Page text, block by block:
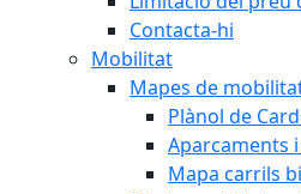
Contacta-hi
Mobilitat
Mapes de
Plànol de
Aparcaments
Mapa carrils